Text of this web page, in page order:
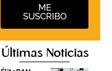
ME
SUSCRIBO
Últimas Noticias